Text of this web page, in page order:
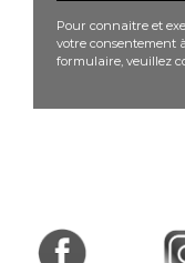
Pour connaitre et
votre consentement
formulaire, veuillez